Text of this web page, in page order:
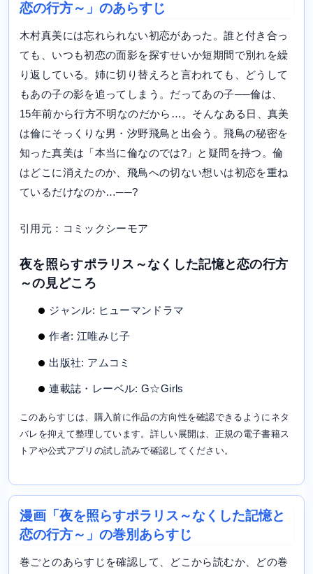
恋の行方～」のあらすじ
木村真美には忘れられない初恋があった。誰と付き合っ
ても、いつも初恋の面影を探すせいか短期間で別れを繰
り返している。姉に切り替えろと言われても、どうして
もあの子の影を追ってしまう。だってあの子──倫は、
15年前から行方不明なのだから…。そんなある日、真美
は倫にそっくりな男・汐野飛鳥と出会う。飛鳥の秘密を
知った真美は「本当に倫なのでは?」と疑問を持つ。倫
はどこに消えたのか、飛鳥への切ない想いは初恋を重ね
ているだけなのか…──?
引用元：コミックシーモア
夜を照らすポラリス～なくした記憶と恋の行方
～の見どころ
ジャンル: ヒューマンドラマ
作者: 江唯みじ子
出版社: アムコミ
連載誌・レーベル: G☆Girls
このあらすじは、購入前に作品の方向性を確認できるようにネタ
バレを抑えて整理しています。詳しい展開は、正規の電子書籍ス
トアや公式アプリの試し読みで確認してください。
漫画「夜を照らすポラリス～なくした記憶と
恋の行方～」の巻別あらすじ
巻ごとのあらすじを確認して、どこから読むか、どの巻